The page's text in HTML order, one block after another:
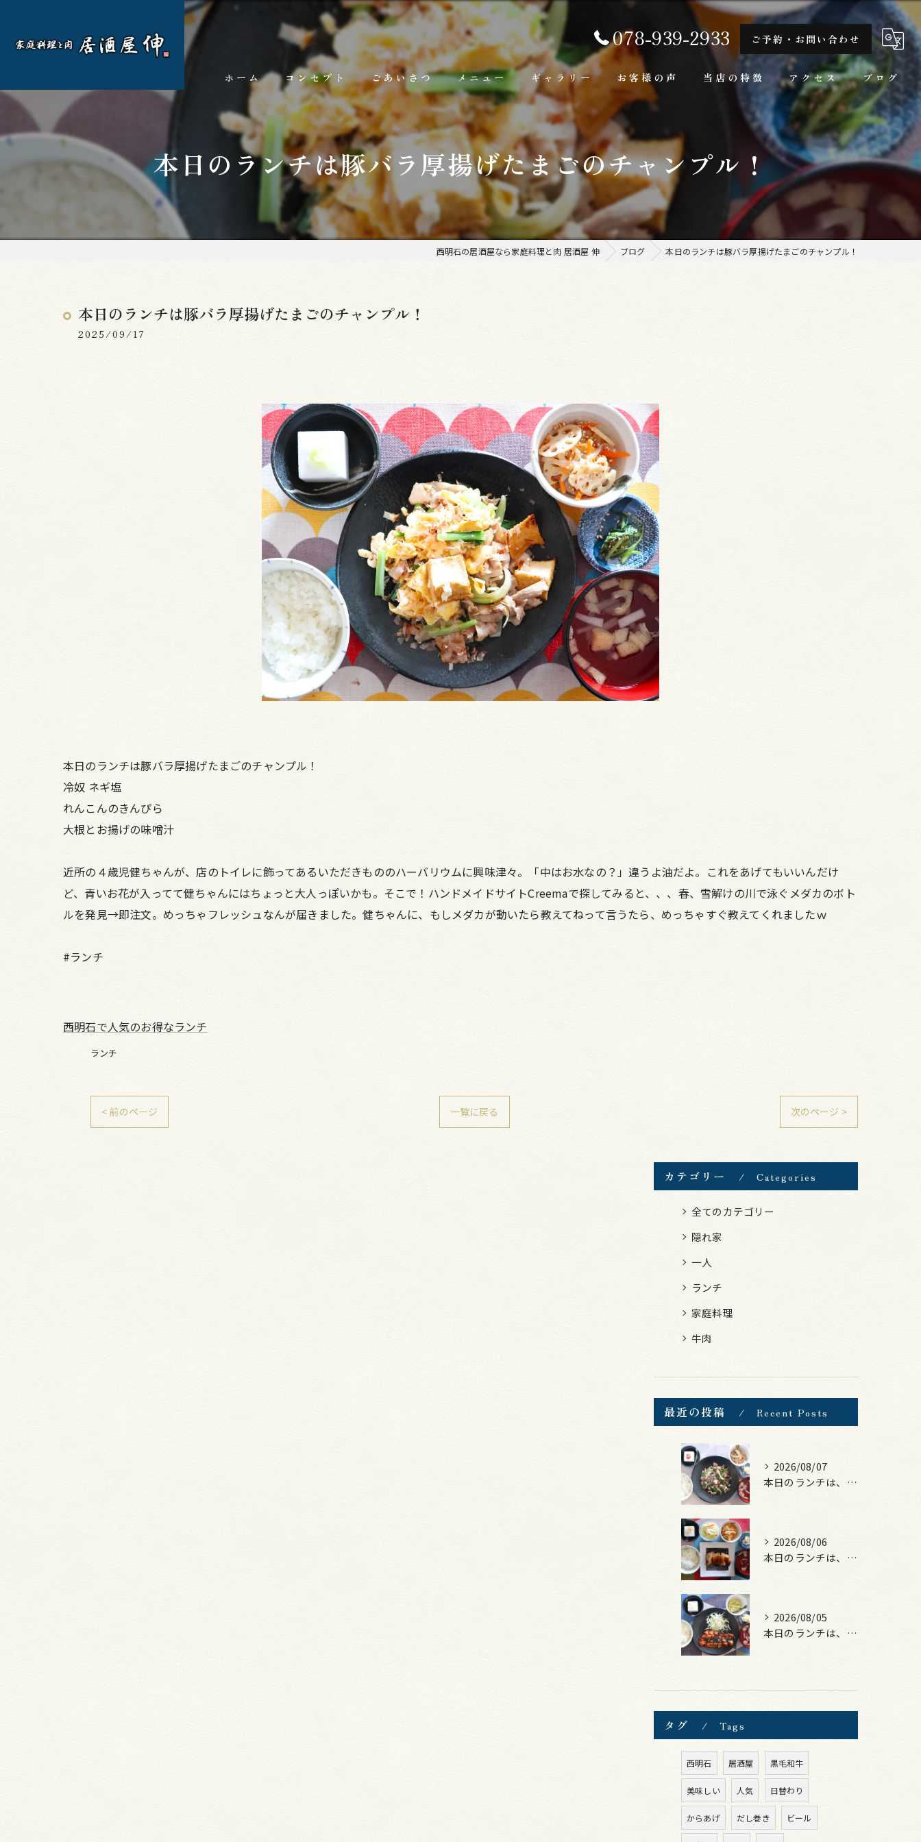
078-939-2933 ご予約・お問い合わせ
ホーム コンセプト ごあいさつ メニュー
ランチ
お料理
お飲み物
ギャラリー お客様の声 当店の特徴
隠れ家
一人
ランチ
家庭料理
アクセス ブログ
本日のランチは豚バラ厚揚げたまごのチャンプル！
西明石の居酒屋なら家庭料理と肉 居酒屋 伸 ブログ 本日のランチは豚バラ厚揚げたまごのチャンプル！
本日のランチは豚バラ厚揚げたまごのチャンプル！
2025/09/17
本日のランチは豚バラ厚揚げたまごのチャンプル！
冷奴 ネギ塩
れんこんのきんぴら
大根とお揚げの味噌汁
近所の４歳児健ちゃんが、店のトイレに飾ってあるいただきもののハーバリウムに興味津々。「中はお水なの？」違うよ油だよ。これをあげてもいいんだけ
ど、青いお花が入ってて健ちゃんにはちょっと大人っぽいかも。そこで！ハンドメイドサイトCreemaで探してみると、、、春、雪解けの川で泳ぐメダカのボト
ルを発見→即注文。めっちゃフレッシュなんが届きました。健ちゃんに、もしメダカが動いたら教えてねって言うたら、めっちゃすぐ教えてくれましたｗ
#ランチ
西明石で人気のお得なランチ
ランチ
< 前のページ 一覧に戻る 次のページ >
カテゴリー Categories
全てのカテゴリー
隠れ家
一人
ランチ
家庭料理
牛肉
最近の投稿 Recent Posts
2026/08/07
本日のランチは、黒毛和牛のチャプチェ！
2026/08/06
本日のランチは、照焼きチキン！
2026/08/05
本日のランチは、ロース豚カツ梅はさみ！
タグ Tags
西明石 居酒屋 黒毛和牛
美味しい 人気 日替わり
からあげ だし巻き ビール